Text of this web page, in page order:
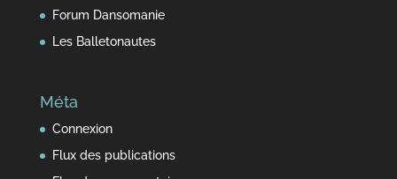
Forum Dansomanie
Les Balletonautes
Méta
Connexion
Flux des publications